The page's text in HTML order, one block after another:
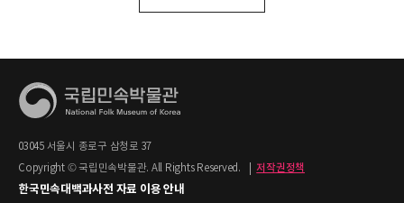
03045 서울시 종로구 삼청로 37
Copyright © 국립민속박물관. All Rights Reserved.
저작권정책
한국민속대백과사전 자료 이용 안내